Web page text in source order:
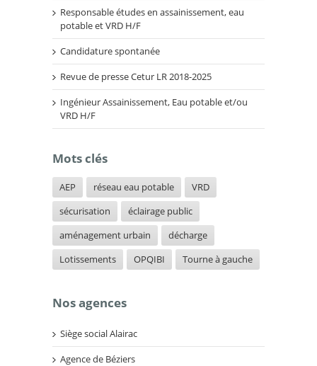
Responsable études en assainissement, eau
potable et VRD H/F
Candidature spontanée
Revue de presse Cetur LR 2018-2025
Ingénieur Assainissement, Eau potable et/ou
VRD H/F
Mots clés
AEP réseau eau potable
VRD
sécurisation
éclairage public
aménagement urbain
décharge
Lotissements
OPQIBI Tourne à gauche
Nos agences
Siège social Alairac
Agence de Béziers